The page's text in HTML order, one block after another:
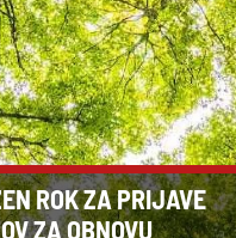
ROK ZA PRIJAVE
ZA OBNOVU